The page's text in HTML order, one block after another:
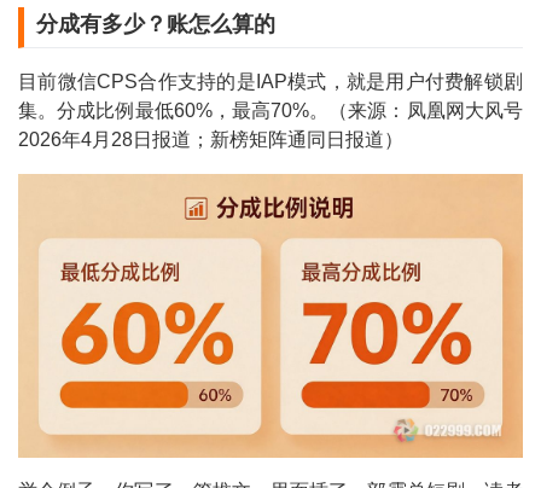
分成有多少？账怎么算的
目前微信CPS合作支持的是IAP模式，就是用户付费解锁剧
集。分成比例最低60%，最高70%。（来源：凤凰网大风号
2026年4月28日报道；新榜矩阵通同日报道）